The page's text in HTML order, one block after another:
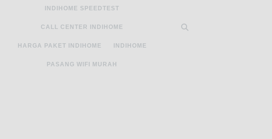
INDIHOME SPEEDTEST
CALL CENTER INDIHOME
HARGA PAKET INDIHOME INDIHOME
PASANG WIFI MURAH